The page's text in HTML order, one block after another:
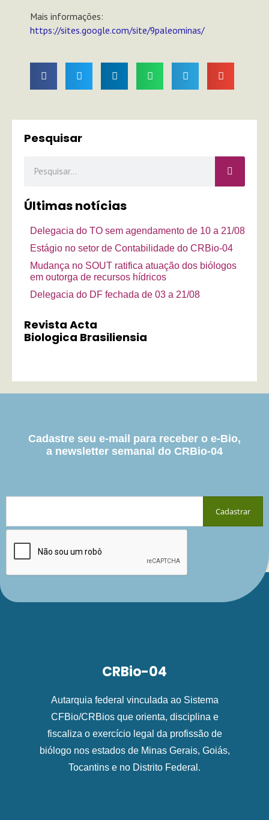
Mais informações:
https://sites.google.com/site/9paleominas/
Pesquisar
Últimas notícias
Delegacia do TO sem agendamento de 10 a 21/08
Estágio no setor de Contabilidade do CRBio-04
Mudança no SOUT ratifica atuação dos biólogos
em outorga de recursos hídricos
Delegacia do DF fechada de 03 a 21/08
Revista Acta
Biologica Brasiliensia
Cadastre seu e-mail para receber o e-Bio,
a newsletter semanal do CRBio-04
CRBio-04
Autarquia federal vinculada ao Sistema
CFBio/CRBios que orienta, disciplina e
fiscaliza o exercício legal da profissão de
biólogo nos estados de Minas Gerais, Goiás,
Tocantins e no Distrito Federal.